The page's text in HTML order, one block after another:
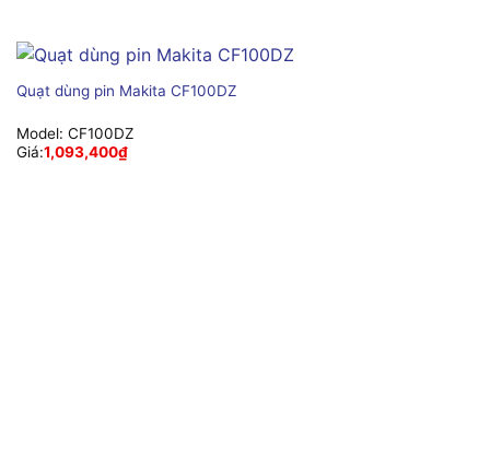
Quạt dùng pin Makita CF100DZ
Model: CF100DZ
Giá:1,093,400₫